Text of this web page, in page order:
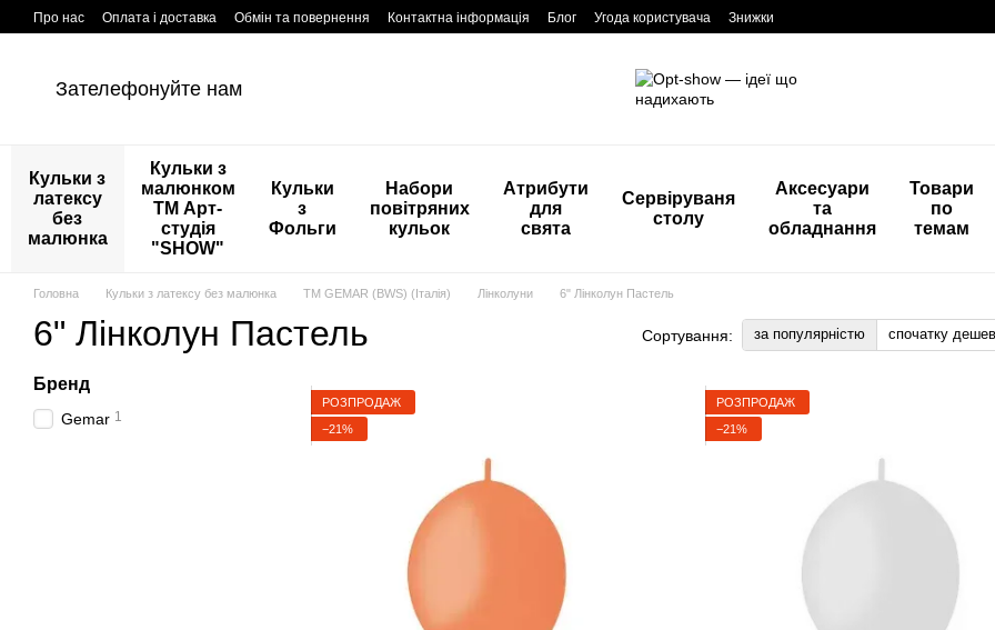
Перейти к основному контенту
Про нас Оплата і доставка Обмін та повернення Контактна інформація Блог Угода користувача Знижки
Зателефонуйте нам
Кульки з
латексу
без
малюнка
Кульки з
малюнком
ТМ Арт-
студія
"SHOW"
Кульки
з
Фольги
Набори
повітряних
кульок
Атрибути
для
свята
Сервіруваня
столу
Аксесуари
та
обладнання
Товари
по
темам
Головна Кульки з латексу без малюнка ТМ GEMAR (BWS) (Італія) Лінколуни 6" Лінколун Пастель
6" Лінколун Пастель Сортування: за популярністю спочатку
РОЗПРОДАЖ
−21%
РОЗПРОДАЖ
−21%
Бренд
Gemar 1